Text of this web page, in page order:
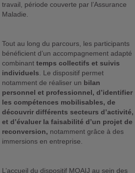
travail, période couverte par l’Assurance
Maladie.
Tout au long du parcours, les participants
bénéficient d’un accompagnement adapté
combinant temps collectifs et suivis
individuels. Le dispositif permet
notamment de réaliser un bilan
personnel et professionnel, d’identifier
les compétences mobilisables, de
découvrir différents secteurs d’activité,
et d’évaluer la faisabilité d’un projet de
reconversion, notamment grâce à des
immersions en entreprise.
L’accueil du dispositif MOAIJ au sein des